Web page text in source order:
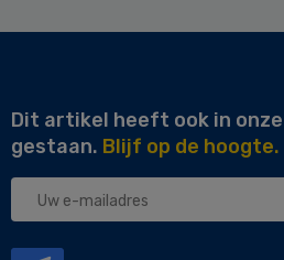
Dit artikel heeft ook in
gestaan. Blijf op de hoogte.
Uw